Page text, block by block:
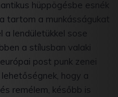
hüppögésbe esnék
tartom a munkásságukat
a lendületükkel sose
a stílusban valaki
post punk zenei
lehetőségnek, hogy a
remélem, később is